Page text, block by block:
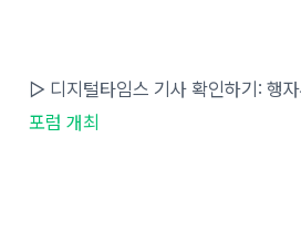
▷ 디지털타임스 기사 확인하기: 행
포럼 개최